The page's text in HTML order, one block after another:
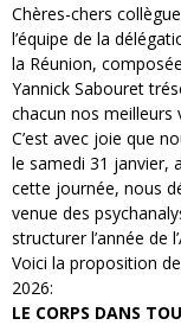
Chères-chers
l’équipe de la
la Réunion,
Yannick Sabouret
chacun nos
C’est avec joie que
le samedi 31 janvier,
cette journée, nous
venue des
structurer l’année de
Voici la proposition
2026:
LE CORPS DANS